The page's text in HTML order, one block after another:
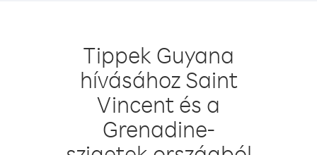
Tippek Guyana
hívásához Saint
Vincent és a
Grenadine-